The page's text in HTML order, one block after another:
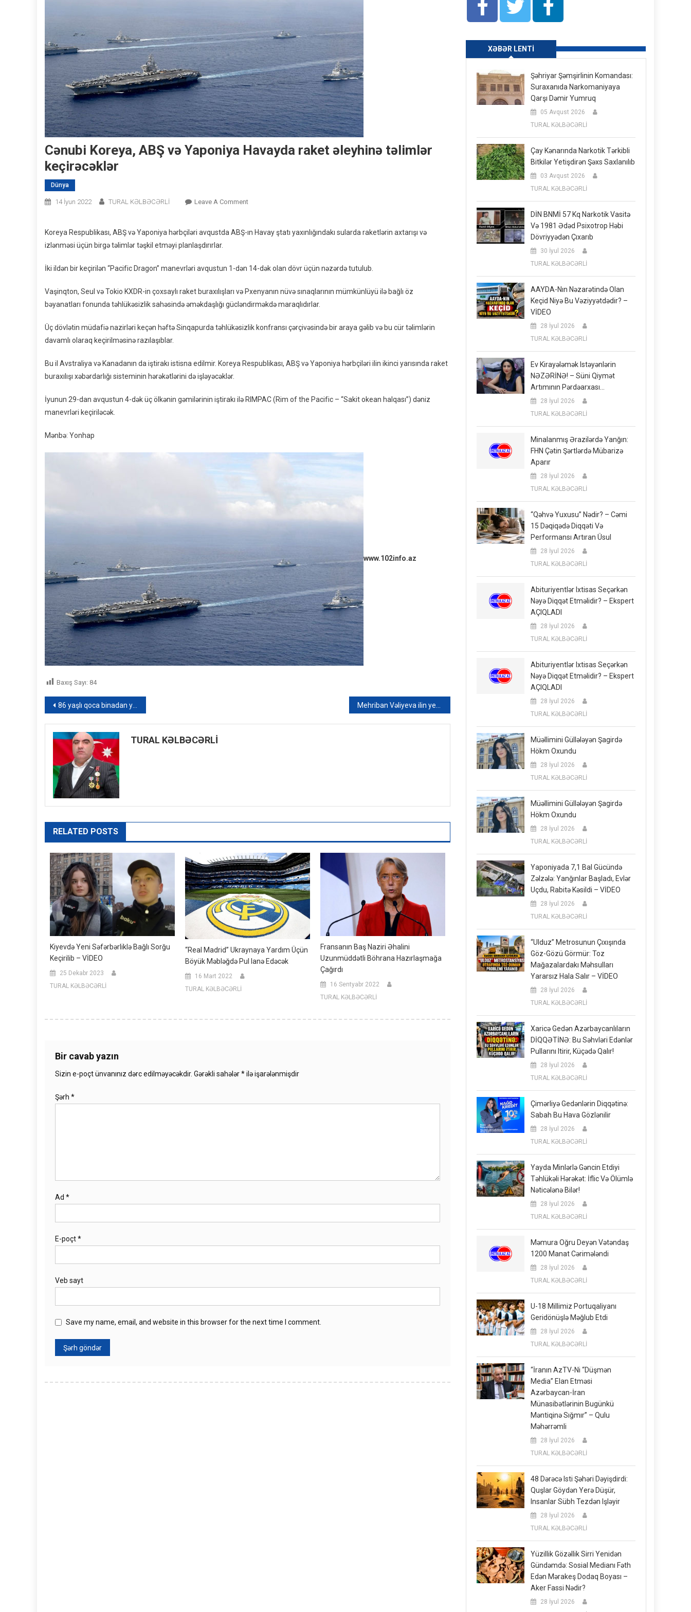
Cənubi Koreya, ABŞ və Yaponiya Havayda raket əleyhinə təlimlər
keçirəcəklər
Dünya
14 İyun 2022 TURAL KƏLBƏCƏRLİ Leave A CommentOn
ABŞ
Havayda
Əleyhinə
Təlimlər
Koreya Respublikası, ABŞ və Yaponiya hərbçiləri avqustda ABŞ-ın Havay ştatı yaxınlığındakı sularda raketlərin axtarışı və
izlənməsi üçün birgə təlimlər təşkil etməyi planlaşdırırlar.
İki ildən bir keçirilən “Pacific Dragon” manevrləri avqustun 1-dən 14-dək olan dövr üçün nəzərdə tutulub.
Vaşinqton, Seul və Tokio KXDR-in çoxsaylı raket buraxılışları və Pxenyanın nüvə sınaqlarının mümkünlüyü ilə bağlı öz
bəyanatları fonunda təhlükəsizlik sahəsində əməkdaşlığı gücləndirməkdə maraqlıdırlar.
Üç dövlətin müdafiə nazirləri keçən həftə Sinqapurda təhlükəsizlik konfransı çərçivəsində bir araya gəlib və bu cür təlimlərin
davamlı olaraq keçirilməsinə razılaşıblar.
Bu il Avstraliya və Kanadanın da iştirakı istisna edilmir. Koreya Respublikası, ABŞ və Yaponiya hərbçiləri ilin ikinci yarısında raket
buraxılışı xəbərdarlığı sisteminin hərəkətlərini də işləyəcəklər.
İyunun 29-dan avqustun 4-dək üç ölkənin gəmilərinin iştirakı ilə RIMPAC (Rim of the Pacific – “Sakit okean halqası”) dəniz
manevrləri keçiriləcək.
Mənbə: Yonhap
www.102info.az
Baxış Sayı: 84
Yazı
naviqasiyası
86 yaşlı qoca binadan yıxılaraq ölüb
TURAL KƏLBƏCƏRLİ
RELATED POSTS
Kiyevdə Yeni Səfərbərliklə Bağlı Sorğu
Keçirilib – VİDEO
25 Dekabr 2023
TURAL KƏLBƏCƏRLİ
“Real Madrid” Ukraynaya Yardım Üçün
Böyük Məbləğdə Pul Ianə Edəcək
16 Mart 2022
TURAL KƏLBƏCƏRLİ
Fransanın Baş Naziri Əhalini
Uzunmüddətli Böhrana Hazırlaşmağa
Çağırdı
16 Sentyabr 2022
TURAL KƏLBƏCƏRLİ
Bir cavab yazın
Sizin e-poçt ünvanınız dərc edilməyəcəkdir. Gərəkli sahələr*ilə işarələnmişdir
Şərh *
Ad *
E-poçt*
Veb sayt
Save my name, email, and website in this browser for the next time I comment.
XƏBƏR LENTI
Şəhriyar Şəmşirlinin Komandası:
Suraxanıda Narkomaniyaya
Qarşı Dəmir Yumruq
05 Avqust 2026
TURAL KƏLBƏCƏRLİ
Çay Kənarında Narkotik Tərkibli
Bitkilər Yetişdirən Şəxs Saxlanılıb
03 Avqust 2026
TURAL KƏLBƏCƏRLİ
DİN BNMİ 57 Kq Narkotik Vasitə
Və 1981 Ədəd Psixotrop Həbi
Dövriyyədən Çıxarıb
30 İyul 2026
TURAL KƏLBƏCƏRLİ
AAYDA-Nın Nəzarətində Olan
Keçid Niyə Bu Vəziyyətdədir? –
VİDEO
28 İyul 2026
TURAL KƏLBƏCƏRLİ
Ev Kirayələmək Istəyənlərin
NƏZƏRİNƏ! – Süni Qiymət
Artımının Pərdəarxası…
28 İyul 2026
TURAL KƏLBƏCƏRLİ
Minalanmış Ərazilərdə Yanğın:
FHN Çətin Şərtlərdə Mübarizə
Aparır
28 İyul 2026
TURAL KƏLBƏCƏRLİ
“Qəhvə Yuxusu” Nədir? – Cəmi
15 Dəqiqədə Diqqəti Və
Performansı Artıran Üsul
28 İyul 2026
TURAL KƏLBƏCƏRLİ
Abituriyentlər Ixtisas Seçərkən
Nəyə Diqqət Etməlidir? – Ekspert
AÇIQLADI
28 İyul 2026
TURAL KƏLBƏCƏRLİ
Abituriyentlər Ixtisas Seçərkən
Nəyə Diqqət Etməlidir? – Ekspert
AÇIQLADI
28 İyul 2026
TURAL KƏLBƏCƏRLİ
Müəllimini Güllələyən Şagirdə
Hökm Oxundu
28 İyul 2026
TURAL KƏLBƏCƏRLİ
Müəllimini Güllələyən Şagirdə
Hökm Oxundu
28 İyul 2026
TURAL KƏLBƏCƏRLİ
Yaponiyada 7,1 Bal Gücündə
Zəlzələ: Yanğınlar Başladı, Evlər
Uçdu, Rabitə Kəsildi – VİDEO
28 İyul 2026
TURAL KƏLBƏCƏRLİ
“Ulduz” Metrosunun Çıxışında
Göz-Gözü Görmür: Toz
Mağazalardakı Məhsulları
Yararsız Hala Salır – VİDEO
28 İyul 2026
TURAL KƏLBƏCƏRLİ
Xaricə Gedən Azərbaycanlıların
DİQQƏTİNƏ: Bu Səhvləri Edənlər
Pullarını Itirir, Küçədə Qalır!
28 İyul 2026
TURAL KƏLBƏCƏRLİ
Çimərliyə Gedənlərin Diqqətinə:
Sabah Bu Hava Gözlənilir
28 İyul 2026
TURAL KƏLBƏCƏRLİ
Yayda Minlərlə Gəncin Etdiyi
Təhlükəli Hərəkət: İflic Və Ölümlə
Nəticələnə Bilər!
28 İyul 2026
TURAL KƏLBƏCƏRLİ
Məmura Oğru Deyən Vətəndaş
1200 Manat Cərimələndi
28 İyul 2026
TURAL KƏLBƏCƏRLİ
U-18 Millimiz Portuqaliyanı
Geridönüşlə Məğlub Etdi
28 İyul 2026
TURAL KƏLBƏCƏRLİ
“İranın AzTV-Ni “düşmən
Media” Elan Etməsi
Azərbaycan-İran
Münasibətlərinin Bugünkü
Məntiqinə Sığmır” – Qulu
Məhərrəmli
28 İyul 2026
TURAL KƏLBƏCƏRLİ
48 Dərəcə Isti Şəhəri Dəyişdirdi:
Quşlar Göydən Yerə Düşür,
Insanlar Sübh Tezdən Işləyir
28 İyul 2026
TURAL KƏLBƏCƏRLİ
Yüzillik Gözəllik Sirri Yenidən
Gündəmdə: Sosial Medianı Fəth
Edən Mərakeş Dodaq Boyası –
Aker Fassi Nədir?
28 İyul 2026